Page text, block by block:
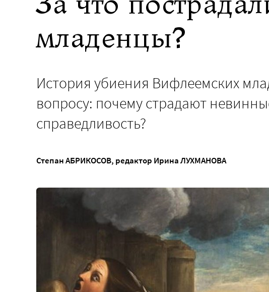
младенцы?
История убиения Вифлеемских
вопросу: почему страдают
справедливость?
Степан АБРИКОСОВ, редактор Ирина ЛУХМАНОВА